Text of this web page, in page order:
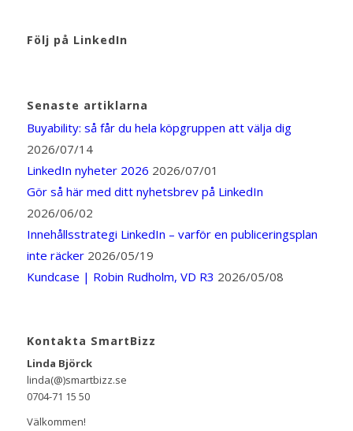
Följ på LinkedIn
Senaste artiklarna
Buyability: så får du hela köpgruppen att välja dig
2026/07/14
LinkedIn nyheter 2026 2026/07/01
Gör så här med ditt nyhetsbrev på LinkedIn
2026/06/02
Innehållsstrategi LinkedIn – varför en publiceringsplan
inte räcker 2026/05/19
Kundcase | Robin Rudholm, VD R3 2026/05/08
Kontakta SmartBizz
Linda Björck
linda(@)smartbizz.se
0704-71 15 50
Välkommen!